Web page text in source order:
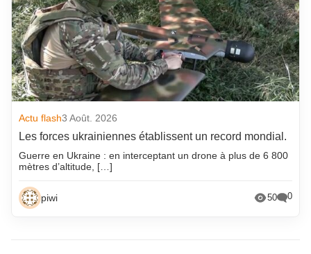
Actu flash3 Août. 2026
Les forces ukrainiennes établissent un record mondial.
Guerre en Ukraine : en interceptant un drone à plus de 6 800
mètres d’altitude, […]
piwi 50 0